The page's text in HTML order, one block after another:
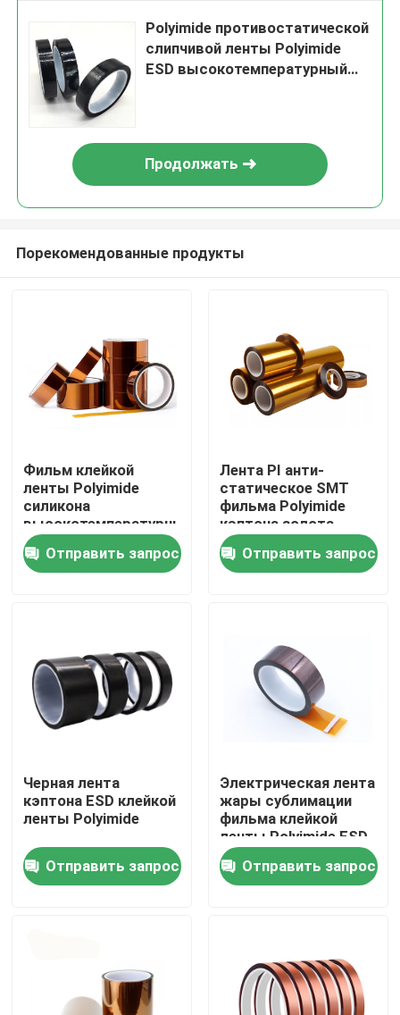
Дом
Продукты
Путешествие фабрики
Проверка качества
Свяжитесь мы
Клейкая лента ЛЮБИМЦА
Polyimide противостатической
слипчивой ленты Polyimide
ESD высокотемпературный
Продолжать
Порекомендованные продукты
Фильм клейкой
ленты Polyimide
силикона
высокотемпературный
Отправить запрос
Лента PI анти-
статическое SMT
фильма Polyimide
кэптона золота
Отправить запрос
Черная лента
кэптона ESD клейкой
ленты Polyimide
Отправить запрос
Электрическая лента
жары сублимации
фильма клейкой
ленты Polyimide ESD
PI для класса PCB h
Отправить запрос